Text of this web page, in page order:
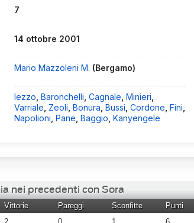
7
14 ottobre 2001
Mario Mazzoleni M. (Bergamo)
Iezzo ,Baronchelli ,Cagnale ,Minieri
Varriale Zeoli ,Bonura ,Bussi ,Cordone ,Fini
Napolioni ,Pane ,Baggio ,Kanyengele
nei precedenti con Sora
Vittorie Pareggi Sconfitte Punti